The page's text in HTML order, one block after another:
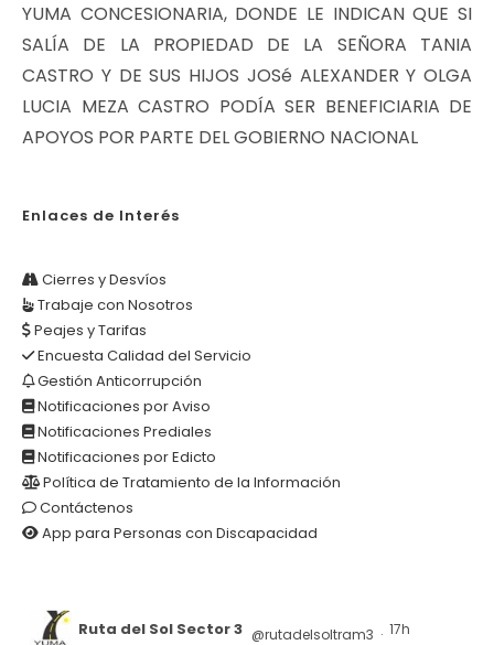
YUMA CONCESIONARIA, DONDE LE INDICAN QUE SI
SALÍA DE LA PROPIEDAD DE LA SEÑORA TANIA
CASTRO Y DE SUS HIJOS JOSé ALEXANDER Y OLGA
LUCIA MEZA CASTRO PODÍA SER BENEFICIARIA DE
APOYOS POR PARTE DEL GOBIERNO NACIONAL
Enlaces de Interés
Cierres y Desvíos
Trabaje con Nosotros
Peajes y Tarifas
Encuesta Calidad del Servicio
Gestión Anticorrupción
Notificaciones por Aviso
Notificaciones Prediales
Notificaciones por Edicto
Política de Tratamiento de la Información
Contáctenos
App para Personas con Discapacidad
Ruta del Sol Sector 3 @rutadelsoltram3 · 17h